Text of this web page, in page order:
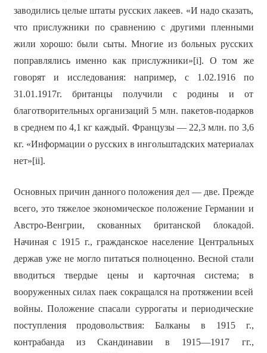
заводились целые штаты русских лакеев. «И надо сказать,
что прислужники по сравнению с другими пленными
жили хорошо: были сыты. Многие из больных русских
поправлялись именно как прислужники»[i]. О том же
говорят и исследования: например, с 1.02.1916 по
31.01.1917г. британцы получили с родины и от
благотворительных организаций 5 млн. пакетов-подарков
в среднем по 4,1 кг каждый. Французы — 22,3 млн. по 3,6
кг. «Информации о русских в ингольштадских материалах
нет»[ii].
Основных причин данного положения дел — две. Прежде
всего, это тяжелое экономическое положение Германии и
Австро-Венгрии, скованных британской блокадой.
Начиная с 1915 г., гражданское население Центральных
держав уже не могло питаться полноценно. Весной стали
вводиться твердые цены и карточная система; в
вооруженных силах паек сокращался на протяжении всей
войны. Положение спасали суррогаты и периодические
поступления продовольствия: Балканы в 1915 г.,
контрабанда из Скандинавии в 1915—1917 гг.,